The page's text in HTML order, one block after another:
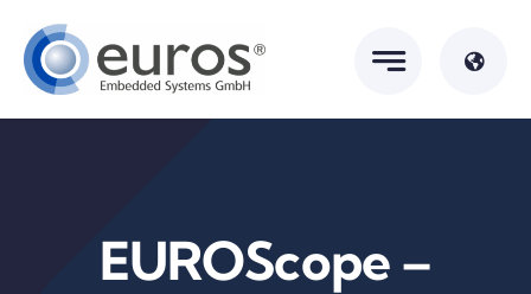
content
EUROScope –